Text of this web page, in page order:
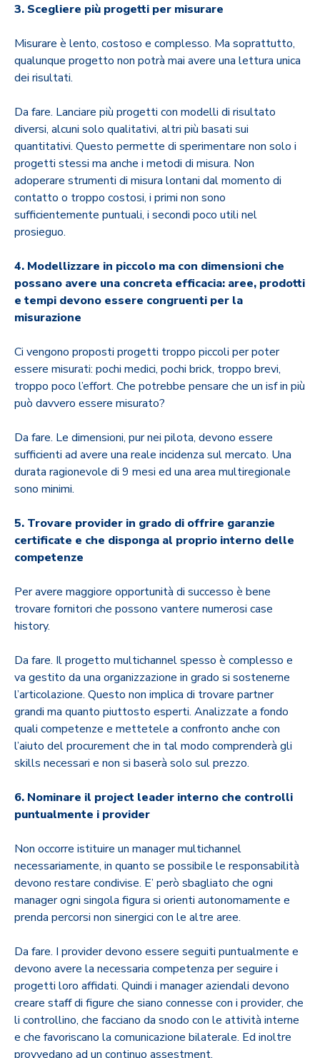
3. Scegliere più progetti per misurare
Misurare è lento, costoso e complesso. Ma soprattutto,
qualunque progetto non potrà mai avere una lettura unica
dei risultati.
Da fare. Lanciare più progetti con modelli di risultato
diversi, alcuni solo qualitativi, altri più basati sui
quantitativi. Questo permette di sperimentare non solo i
progetti stessi ma anche i metodi di misura. Non
adoperare strumenti di misura lontani dal momento di
contatto o troppo costosi, i primi non sono
sufficientemente puntuali, i secondi poco utili nel
prosieguo.
4. Modellizzare in piccolo ma con dimensioni che
possano avere una concreta efficacia: aree, prodotti
e tempi devono essere congruenti per la
misurazione
Ci vengono proposti progetti troppo piccoli per poter
essere misurati: pochi medici, pochi brick, troppo brevi,
troppo poco l’effort. Che potrebbe pensare che un isf in più
può davvero essere misurato?
Da fare. Le dimensioni, pur nei pilota, devono essere
sufficienti ad avere una reale incidenza sul mercato. Una
durata ragionevole di 9 mesi ed una area multiregionale
sono minimi.
5. Trovare provider in grado di offrire garanzie
certificate e che disponga al proprio interno delle
competenze
Per avere maggiore opportunità di successo è bene
trovare fornitori che possono vantere numerosi case
history.
Da fare. Il progetto multichannel spesso è complesso e
va gestito da una organizzazione in grado si sostenerne
l’articolazione. Questo non implica di trovare partner
grandi ma quanto piuttosto esperti. Analizzate a fondo
quali competenze e mettetele a confronto anche con
l’aiuto del procurement che in tal modo comprenderà gli
skills necessari e non si baserà solo sul prezzo.
6. Nominare il project leader interno che controlli
puntualmente i provider
Non occorre istituire un manager multichannel
necessariamente, in quanto se possibile le responsabilità
devono restare condivise. E’ però sbagliato che ogni
manager ogni singola figura si orienti autonomamente e
prenda percorsi non sinergici con le altre aree.
Da fare. I provider devono essere seguiti puntualmente e
devono avere la necessaria competenza per seguire i
progetti loro affidati. Quindi i manager aziendali devono
creare staff di figure che siano connesse con i provider, che
li controllino, che facciano da snodo con le attività interne
e che favoriscano la comunicazione bilaterale. Ed inoltre
provvedano ad un continuo assestment.